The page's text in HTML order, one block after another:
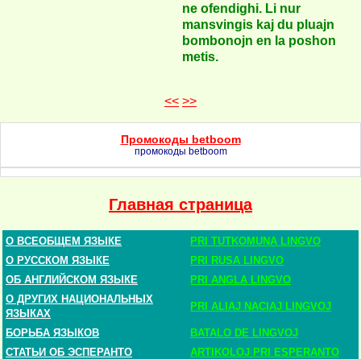
ne ofendighi. Li nur
mansvingis kaj du pluajn
bombonojn en la poshon
metis.
<< >>
Промокоды betboom
промокоды betboom
Главная страница
О ВСЕОБЩЕМ ЯЗЫКЕ
PRI TUTKOMUNA LINGVO
О РУССКОМ ЯЗЫКЕ
PRI RUSA LINGVO
ОБ АНГЛИЙСКОМ ЯЗЫКЕ
PRI ANGLA LINGVO
О ДРУГИХ НАЦИОНАЛЬНЫХ
ЯЗЫКАХ
PRI ALIAJ NACIAJ LINGVOJ
БОРЬБА ЯЗЫКОВ
BATALO DE LINGVOJ
СТАТЬИ ОБ ЭСПЕРАНТО
ARTIKOLOJ PRI ESPERANTO